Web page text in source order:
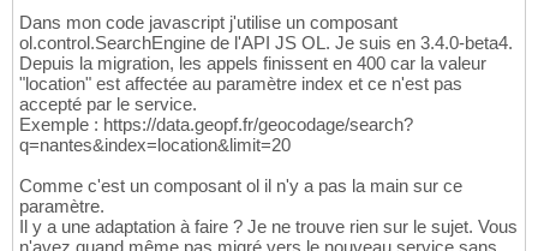
Dans mon code javascript j'utilise un composant
ol.control.SearchEngine de l'API JS OL. Je suis en 3.4.0-beta4.
Depuis la migration, les appels finissent en 400 car la valeur
"location" est affectée au paramètre index et ce n'est pas
accepté par le service.
Exemple : https://data.geopf.fr/geocodage/search?
q=nantes&index=location&limit=20
Comme c'est un composant ol il n'y a pas la main sur ce
paramètre.
Il y a une adaptation à faire ? Je ne trouve rien sur le sujet. Vous